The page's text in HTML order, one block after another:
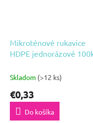
Mikroténové rukavice
HDPE jednorázové
Skladom (>12 ks)
€0,33
Do košíka